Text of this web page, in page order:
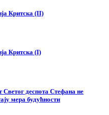
Критска (II)
Критска (I)
деспота Стефана не
мера будућности